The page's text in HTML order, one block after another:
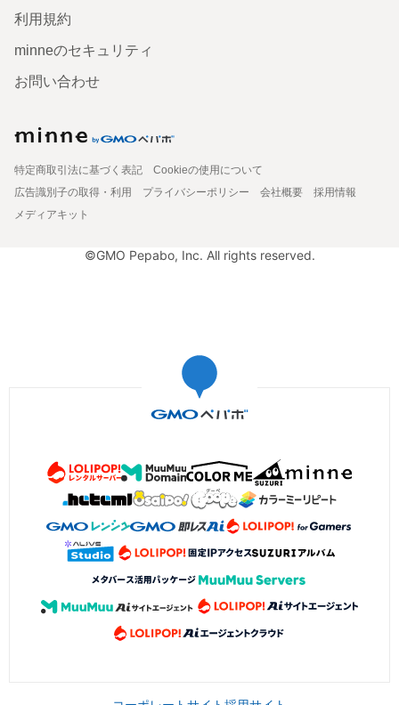
利用規約
minneのセキュリティ
お問い合わせ
特定商取引法に基づく表記
Cookieの使用について
広告識別子の取得・利用
プライバシーポリシー 会社概要
採用情報
メディアキット
©GMO Pepabo, Inc. All rights reserved.